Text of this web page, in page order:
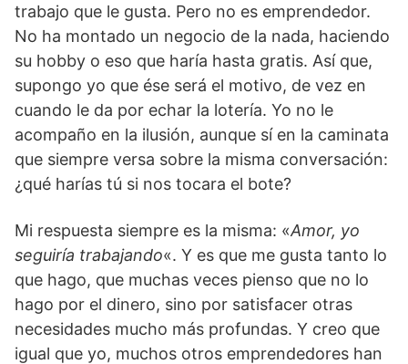
trabajo que le gusta. Pero no es emprendedor.
No ha montado un negocio de la nada, haciendo
su hobby o eso que haría hasta gratis. Así que,
supongo yo que ése será el motivo, de vez en
cuando le da por echar la lotería. Yo no le
acompaño en la ilusión, aunque sí en la caminata
que siempre versa sobre la misma conversación:
¿qué harías tú si nos tocara el bote?
Mi respuesta siempre es la misma: «Amor, yo
seguiría trabajando«. Y es que me gusta tanto lo
que hago, que muchas veces pienso que no lo
hago por el dinero, sino por satisfacer otras
necesidades mucho más profundas. Y creo que
igual que yo, muchos otros emprendedores han